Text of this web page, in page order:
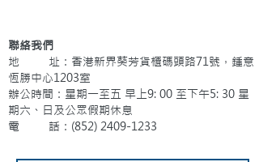
聯絡我們
地 址：香港新界葵芳貨櫃碼頭路71號，鍾意
恆勝中心1203室
辦公時間：星期一至五 早上9: 00 至下午5: 30 星
期六、日及公眾假期休息
電 話：(852) 2409-1233